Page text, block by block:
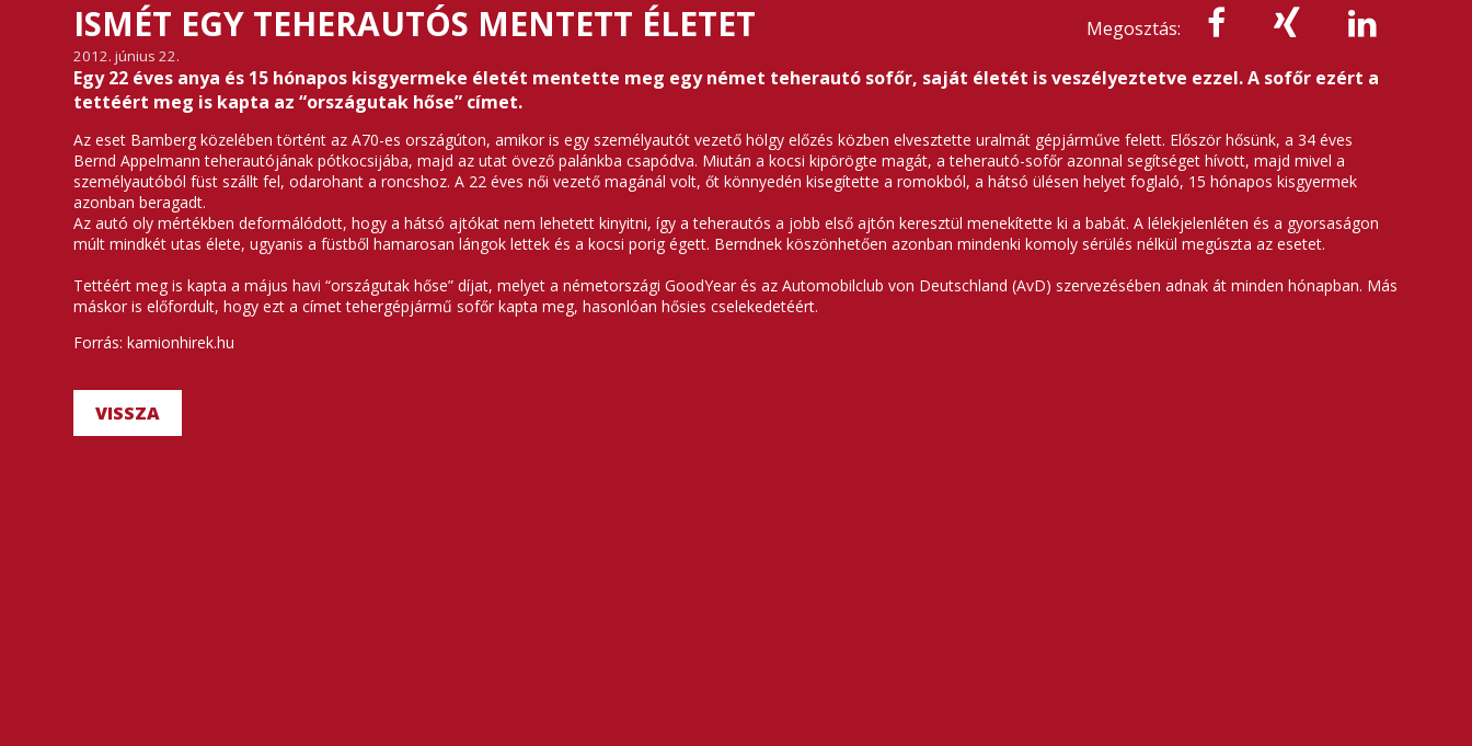
Megosztás:
ISMÉT EGY TEHERAUTÓS MENTETT ÉLETET
2012. június 22.
Egy 22 éves anya és 15 hónapos kisgyermeke életét mentette meg egy német teherautó sofőr, saját életét is veszélyeztetve ezzel. A sofőr ezért a
tettéért meg is kapta az “országutak hőse” címet.
Az eset Bamberg közelében történt az A70-es országúton, amikor is egy személyautót vezető hölgy előzés közben elvesztette uralmát gépjárműve felett. Először hősünk, a 34 éves
Bernd Appelmann teherautójának pótkocsijába, majd az utat övező palánkba csapódva. Miután a kocsi kipörögte magát, a teherautó-sofőr azonnal segítséget hívott, majd mivel a
személyautóból füst szállt fel, odarohant a roncshoz. A 22 éves női vezető magánál volt, őt könnyedén kisegítette a romokból, a hátsó ülésen helyet foglaló, 15 hónapos kisgyermek
azonban beragadt.
Az autó oly mértékben deformálódott, hogy a hátsó ajtókat nem lehetett kinyitni, így a teherautós a jobb első ajtón keresztül menekítette ki a babát. A lélekjelenléten és a gyorsaságon
múlt mindkét utas élete, ugyanis a füstből hamarosan lángok lettek és a kocsi porig égett. Berndnek köszönhetően azonban mindenki komoly sérülés nélkül megúszta az esetet.
Tettéért meg is kapta a május havi “országutak hőse” díjat, melyet a németországi GoodYear és az Automobilclub von Deutschland (AvD) szervezésében adnak át minden hónapban. Más
máskor is előfordult, hogy ezt a címet tehergépjármű sofőr kapta meg, hasonlóan hősies cselekedetéért.
Forrás: kamionhirek.hu
VISSZA